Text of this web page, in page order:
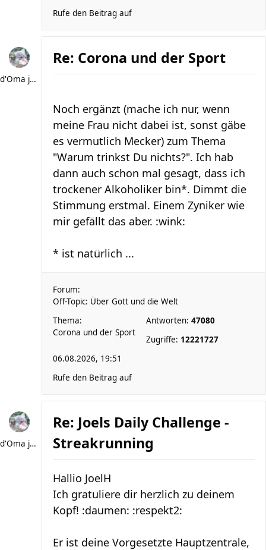
Rufe den Beitrag auf
d'Oma joggt
Re: Corona und der Sport
Noch ergänzt (mache ich nur, wenn
meine Frau nicht dabei ist, sonst gäbe
es vermutlich Mecker) zum Thema
"Warum trinkst Du nichts?". Ich hab
dann auch schon mal gesagt, dass ich
trockener Alkoholiker bin*. Dimmt die
Stimmung erstmal. Einem Zyniker wie
mir gefällt das aber. :wink:
* ist natürlich ...
Forum:
Off-Topic: Über Gott und die Welt
Thema:
Corona und der Sport
Antworten: 47080
Zugriffe: 12221727
06.08.2026, 19:51
Rufe den Beitrag auf
d'Oma joggt
Re: Joels Daily Challenge -
Streakrunning
Hallio JoelH
Ich gratuliere dir herzlich zu deinem
Kopf! :daumen: :respekt2:
Er ist deine Vorgesetzte Hauptzentrale,